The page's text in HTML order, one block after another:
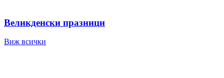
Великденски празници
Виж всички